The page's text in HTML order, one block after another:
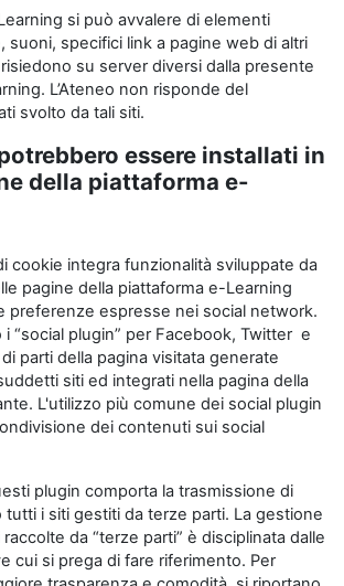
si può avvalere di elementi
suoni, specifici link a pagine web di altri
su server diversi dalla presente
L’Ateneo non risponde del
svolto da tali siti.
essere installati in
della piattaforma e-
cookie integra funzionalità sviluppate da
pagine della piattaforma e-Learning
preferenze espresse nei social network.
“social plugin” per Facebook, Twitter e
parti della pagina visitata generate
siti ed integrati nella pagina della
L'utilizzo più comune dei social plugin
dei contenuti sui social
plugin comporta la trasmissione di
i siti gestiti da terze parti. La gestione
da “terze parti” è disciplinata dalle
cui si prega di fare riferimento. Per